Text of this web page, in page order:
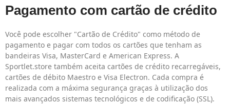
Pagamento com cartão de crédito
Você pode escolher "Cartão de Crédito" como método de
pagamento e pagar com todos os cartões que tenham as
bandeiras Visa, MasterCard e American Express. A
Sportlet.store também aceita cartões de crédito recarregáveis,
cartões de débito Maestro e Visa Electron. Cada compra é
realizada com a máxima segurança graças à utilização dos
mais avançados sistemas tecnológicos e de codificação (SSL).